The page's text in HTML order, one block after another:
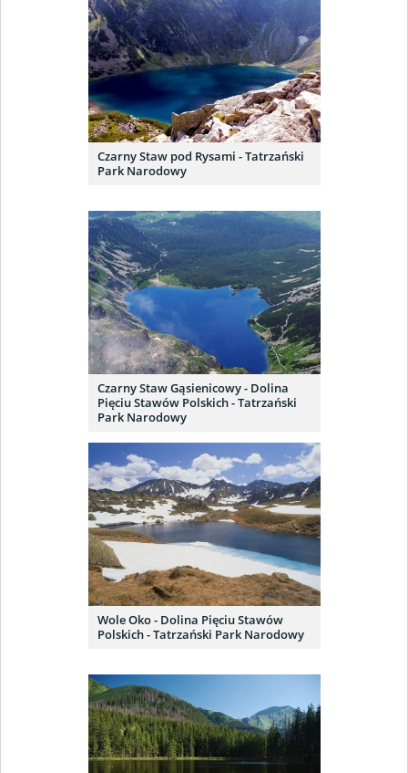
Czarny Staw pod Rysami - Tatrzański
Park Narodowy
Czarny Staw Gąsienicowy - Dolina
Pięciu Stawów Polskich - Tatrzański
Park Narodowy
Wole Oko - Dolina Pięciu Stawów
Polskich - Tatrzański Park Narodowy